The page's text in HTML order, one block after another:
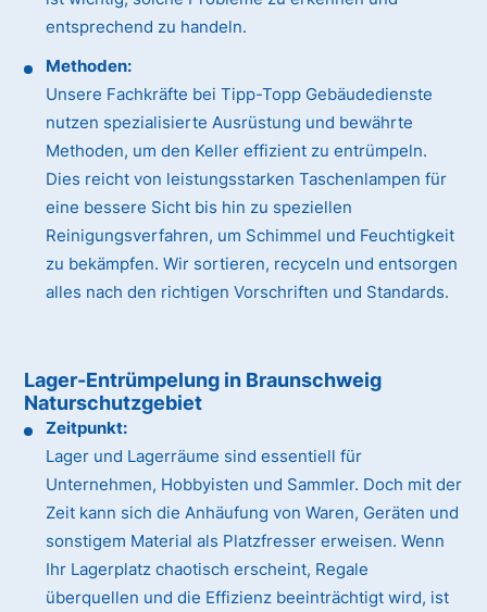
entsprechend zu handeln.
Methoden:
Unsere Fachkräfte bei Tipp-Topp Gebäudedienste
nutzen spezialisierte Ausrüstung und bewährte
Methoden, um den Keller effizient zu entrümpeln.
Dies reicht von leistungsstarken Taschenlampen für
eine bessere Sicht bis hin zu speziellen
Reinigungsverfahren, um Schimmel und Feuchtigkeit
zu bekämpfen. Wir sortieren, recyceln und entsorgen
alles nach den richtigen Vorschriften und Standards.
Lager-Entrümpelung in Braunschweig
Naturschutzgebiet
Zeitpunkt:
Lager und Lagerräume sind essentiell für
Unternehmen, Hobbyisten und Sammler. Doch mit der
Zeit kann sich die Anhäufung von Waren, Geräten und
sonstigem Material als Platzfresser erweisen. Wenn
Ihr Lagerplatz chaotisch erscheint, Regale
überquellen und die Effizienz beeinträchtigt wird, ist